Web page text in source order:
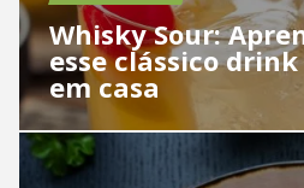
Whisky Sour:
esse clássico
em casa